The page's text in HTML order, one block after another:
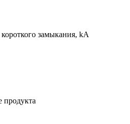
замыкания, kA
продукта